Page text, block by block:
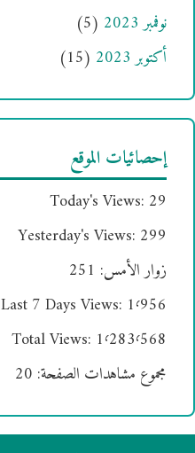
نوفمبر 2023
(5)
أكتوبر 2023
(15)
إحصائيات الموقع
Today's Views: 29
Yesterday's Views: 299
زوار الأمس: 251
Last 7 Days Views: 1٬956
Total Views: 1٬283٬568
مجموع مشاهدات الصفحة: 20